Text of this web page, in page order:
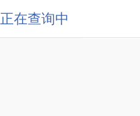
正在查询中